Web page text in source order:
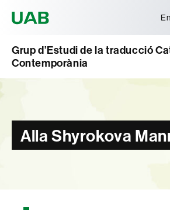
Grup d’Estudi de la traducció
Contemporània
Alla Shyrokova